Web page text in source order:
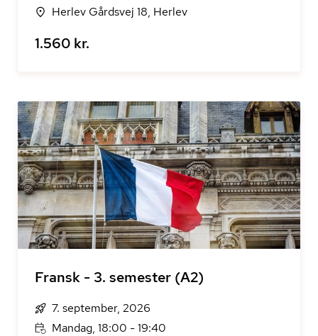
Herlev Gårdsvej 18, Herlev
1.560 kr.
Fransk - 3. semester (A2)
7. september, 2026
Mandag, 18:00 - 19:40